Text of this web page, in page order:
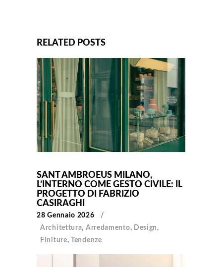
RELATED POSTS
SANT AMBROEUS MILANO,
L’INTERNO COME GESTO CIVILE: IL
PROGETTO DI FABRIZIO
CASIRAGHI
28 Gennaio 2026
Architettura, Arredamento, Design,
Finiture, Tendenze